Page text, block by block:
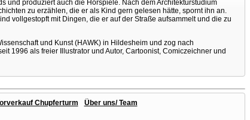
und produziert auch die Hörspiele. Nach dem Architekturstudium
zu erzählen, die er als Kind gern gelesen hätte, spornt ihn an.
vollgestopft mit Dingen, die er auf der Straße aufsammelt und die zu
und Kunst (HAWK) in Hildesheim und zog nach
1996 als freier Illustrator und Autor, Cartoonist, Comiczeichner und
Chupferturm Über uns/ Team